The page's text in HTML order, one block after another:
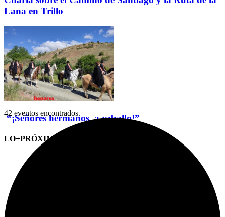
Lana en Trillo
“¡Señores hermanos, a caballo!”
LO+PRÓXIMO (CITAS)
42 eventos encontrados.